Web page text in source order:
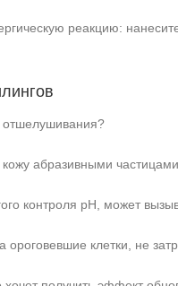
реакцию:
отшелушивания?
кожу абразивными
контроля pH, может
ороговевшие клетки, не